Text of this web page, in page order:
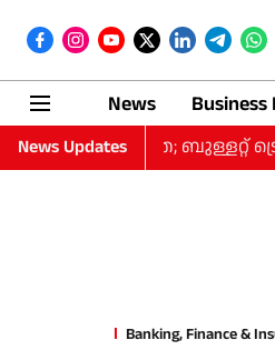
News Business
News Updatesയാത്ര; ബുള്ളറ്റ്
Banking, Finance &